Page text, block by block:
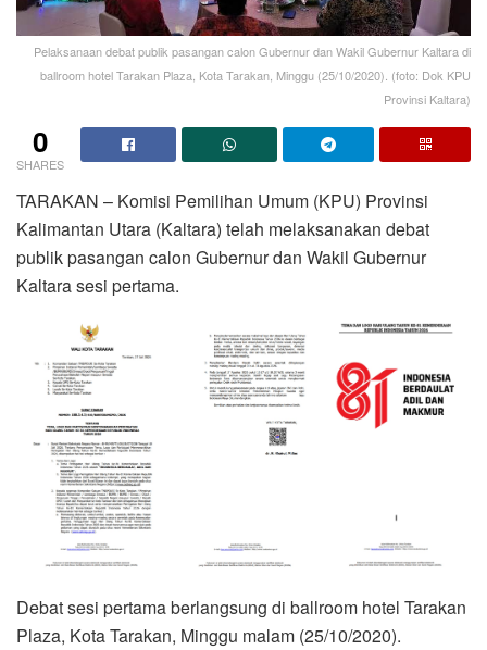
Pelaksanaan debat publik pasangan calon Gubernur dan Wakil Gubernur Kaltara di
ballroom hotel Tarakan Plaza, Kota Tarakan, Minggu (25/10/2020). (foto: Dok KPU
Provinsi Kaltara)
0
SHARES
TARAKAN – Komisi Pemilihan Umum (KPU) Provinsi
Kalimantan Utara (Kaltara) telah melaksanakan debat
publik pasangan calon Gubernur dan Wakil Gubernur
Kaltara sesi pertama.
Debat sesi pertama berlangsung di ballroom hotel Tarakan
Plaza, Kota Tarakan, Minggu malam (25/10/2020).